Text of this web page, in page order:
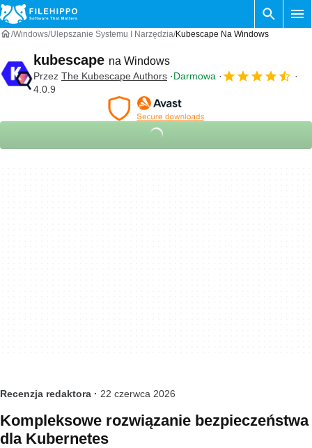
Windows Ulepszanie Systemu I Narzędzia Kubescape Na Windows
kubescape na Windows
Przez The Kubescape Authors
Darmowa
4.0.9
Recenzja redaktora · 22 czerwca 2026
Kompleksowe rozwiązanie bezpieczeństwa
dla Kubernetes